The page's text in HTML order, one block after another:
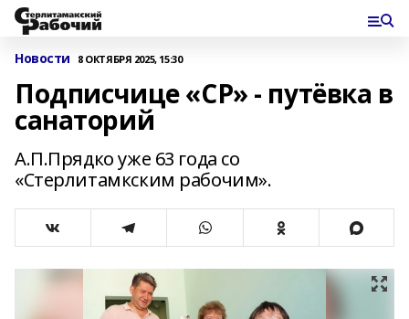
Новости 8 ОКТЯБРЯ 2025, 15:30
Подписчице «СР» - путёвка в
санаторий
А.П.Прядко уже 63 года со
«Стерлитамкским рабочим».